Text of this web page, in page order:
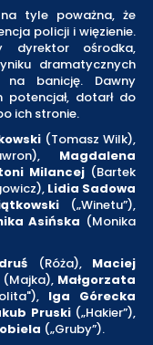
tyle poważna, że
policji i więzienie.
dyrektor ośrodka,
dramatycznych
na banicję. Dawny
dotarł do
ich stronie.
(Tomasz Wilk),
Magdalena
Milancej (Bartek
Lidia Sadowa
(„Winetu”),
Asińska (Monika
(Róża), Maciej
(Majka), Małgorzata
Iga Górecka
Pruski(„Hakier”),
(„Gruby”).